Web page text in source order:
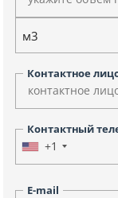
м3
Контактное
Контактный
+1
E-mail